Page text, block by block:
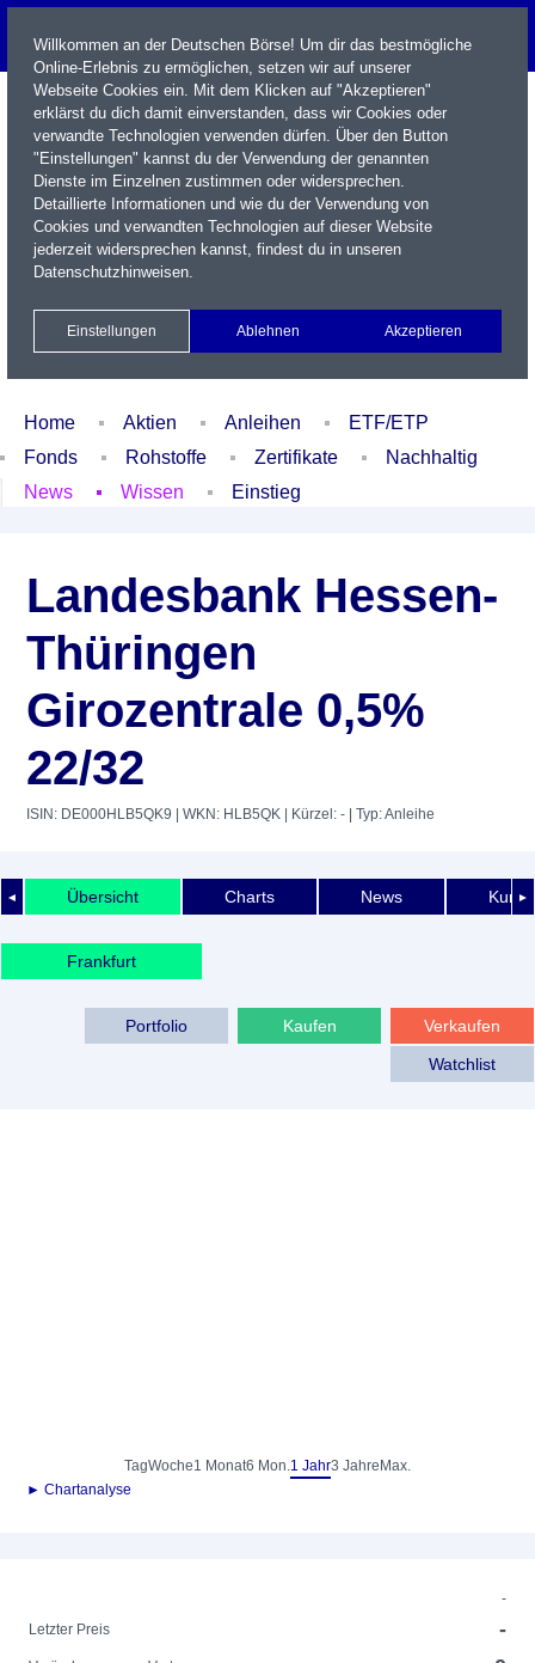
Name / WKN / ISIN / Kürzel
Xetra Realtime
Watchlist Portfolio Login
Home Aktien Anleihen
ETF/ETP
Fonds
Rohstoffe Zertifikate
Nachhaltig
News
Wissen Einstieg
Landesbank Hessen-
Thüringen
Girozentrale 0,5%
22/32
ISIN: DE000HLB5QK9 | WKN: HLB5QK | Kürzel: - | Typ: Anleihe
◄ ►
Übersicht Charts News
Frankfurt
Verkaufen
Kaufen
Portfolio
Watchlist
TagWoche1 Monat6 Mon.1 Jahr3 Jahre Max.
► Chartanalyse
-
Letzter Preis
-
Willkommen an der Deutschen Börse! Um dir das bestmögliche
Online-Erlebnis zu ermöglichen, setzen wir auf unserer
Webseite Cookies ein. Mit dem Klicken auf "Akzeptieren"
erklärst du dich damit einverstanden, dass wir Cookies oder
verwandte Technologien verwenden dürfen. Über den Button
"Einstellungen" kannst du der Verwendung der genannten
Dienste im Einzelnen zustimmen oder widersprechen.
Detaillierte Informationen und wie du der Verwendung von
Cookies und verwandten Technologien auf dieser Website
jederzeit widersprechen kannst, findest du in unseren
Datenschutzhinweisen.
Einstellungen Ablehnen Akzeptieren